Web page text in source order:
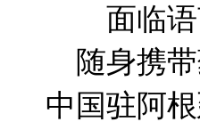
面临
随身携
中国驻阿